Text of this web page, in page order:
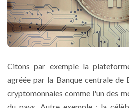
Citons par exemple la
agréée par la Banque centrale de
cryptomonnaies comme l'un des
du pays. Autre exemple : la